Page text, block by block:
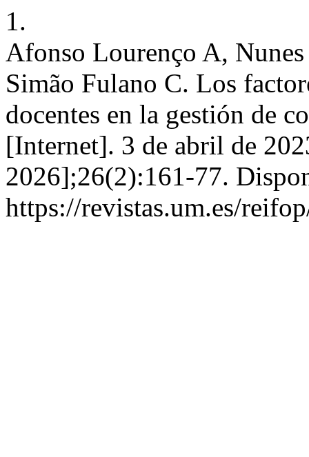
1.
Afonso Lourenço A,
Simão Fulano C. Los
docentes en la gestión de
[Internet]. 3 de abril de
2026];26(2):161-77.
https://revistas.um.es/